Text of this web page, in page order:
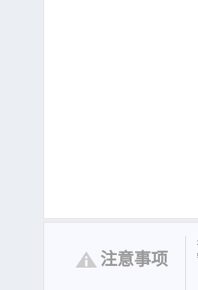
注意事项